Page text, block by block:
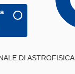
DI ASTROFISICA